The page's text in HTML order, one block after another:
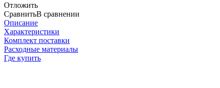
Отложить
СравнитьВ сравнении
Описание
Характеристики
Комплект поставки
Расходные материалы
Где купить